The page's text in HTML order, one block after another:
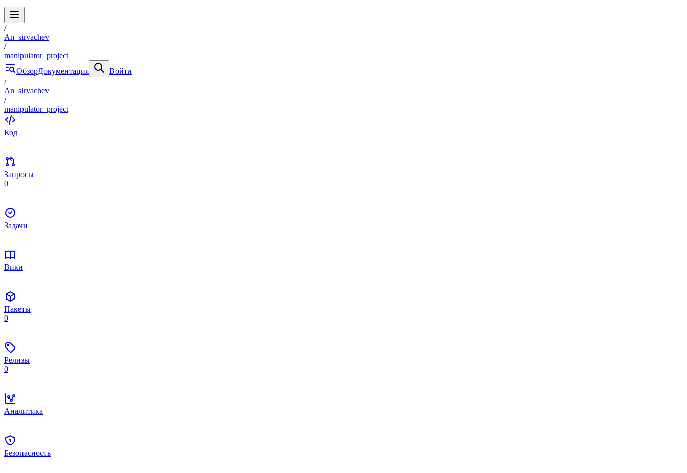
/
An_sirvachev
/
manipulator_project
ОбзорДокументация
Войти
/
An_sirvachev
/
manipulator_project
Код
Запросы
0
Задачи
Вики
Пакеты
0
Релизы
0
Аналитика
Безопасность